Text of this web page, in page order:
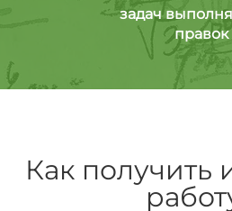
задач
правок
Как получить